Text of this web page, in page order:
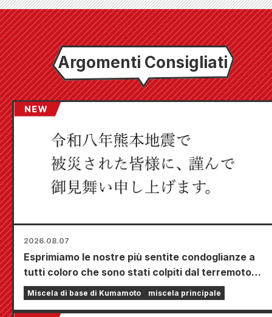
Argomenti Consigliati
2026.08.07
Esprimiamo le nostre più sentite condoglianze a
tutti coloro che sono stati colpiti dal terremoto di
Kumamoto del 2026.
Miscela di base di Kumamoto miscela principale